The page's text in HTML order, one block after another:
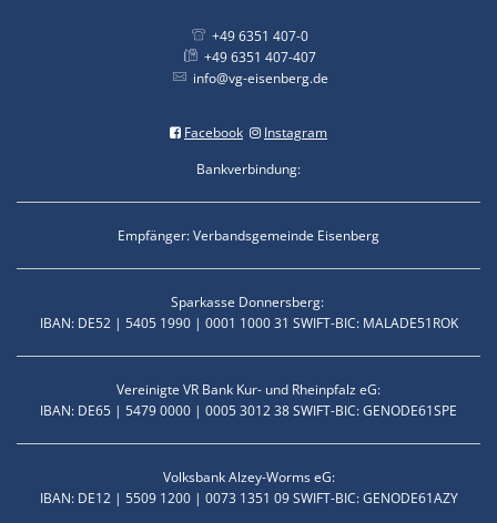
+49 6351 407-0
+49 6351 407-407
info@vg-eisenberg.de
Facebook
Instagram
Bankverbindung:
Empfänger: Verbandsgemeinde Eisenberg
Sparkasse Donnersberg:
IBAN: DE52 | 5405 1990 | 0001 1000 31 SWIFT-BIC: MALADE51ROK
Vereinigte VR Bank Kur- und Rheinpfalz eG:
IBAN: DE65 | 5479 0000 | 0005 3012 38 SWIFT-BIC: GENODE61SPE
Volksbank Alzey-Worms eG:
IBAN: DE12 | 5509 1200 | 0073 1351 09 SWIFT-BIC: GENODE61AZY